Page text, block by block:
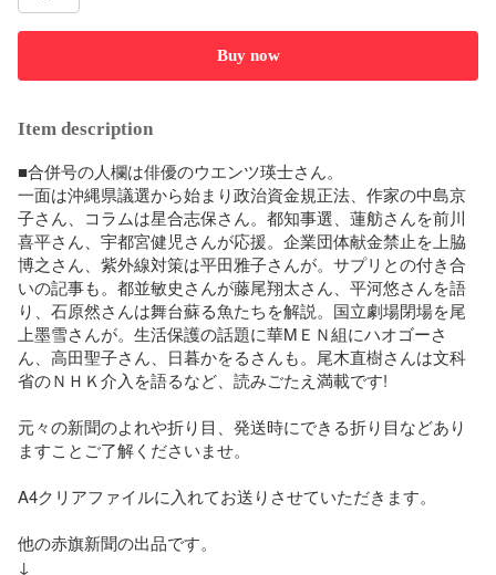
Buy now
Item description
■合併号の人欄は俳優のウエンツ瑛士さん。
一面は沖縄県議選から始まり政治資金規正法、作家の中島京
子さん、コラムは星合志保さん。都知事選、蓮舫さんを前川
喜平さん、宇都宮健児さんが応援。企業団体献金禁止を上脇
博之さん、紫外線対策は平田雅子さんが。サプリとの付き合
いの記事も。都並敏史さんが藤尾翔太さん、平河悠さんを語
り、石原然さんは舞台蘇る魚たちを解説。国立劇場閉場を尾
上墨雪さんが。生活保護の話題に華MＥＮ組にハオゴーさ
ん、高田聖子さん、日暮かをるさんも。尾木直樹さんは文科
省のＮＨＫ介入を語るなど、読みごたえ満載です!
元々の新聞のよれや折り目、発送時にできる折り目などあり
ますことご了解くださいませ。
A4クリアファイルに入れてお送りさせていただきます。
他の赤旗新聞の出品です。